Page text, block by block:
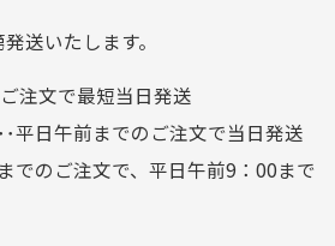
預金
会社一条
送いたします。
注文で最短当日発送
平日午前までのご注文で当日発送
でのご注文で、平日午前9：00まで